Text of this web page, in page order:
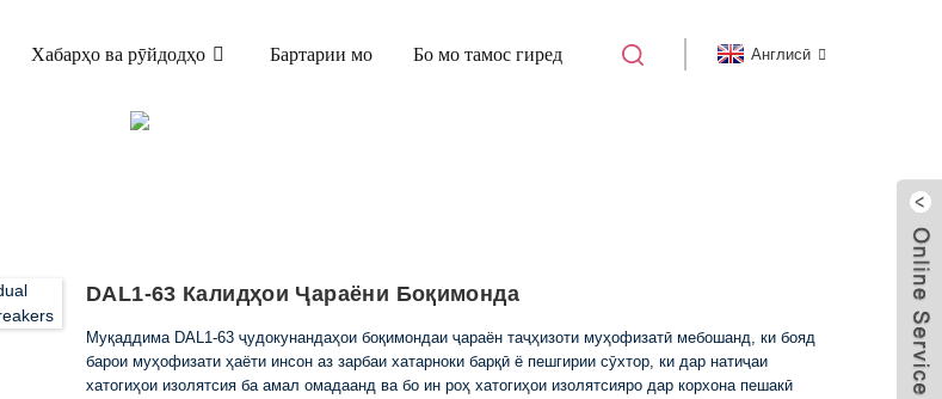
Хабарҳо ва рӯйдодҳо Бартарии мо Бо мо тамос гиред Англисӣ
DAL1-63 Калидҳои Ҷараёни Боқимонда
Муқаддима DAL1-63 ҷудокунандаҳои боқимондаи ҷараён таҷҳизоти муҳофизатӣ мебошанд, ки бояд
барои муҳофизати ҳаёти инсон аз зарбаи хатарноки барқӣ ё пешгирии сӯхтор, ки дар натиҷаи
хатогиҳои изолятсия ба амал омадаанд ва бо ин роҳ хатогиҳои изолятсияро дар корхона пешакӣ